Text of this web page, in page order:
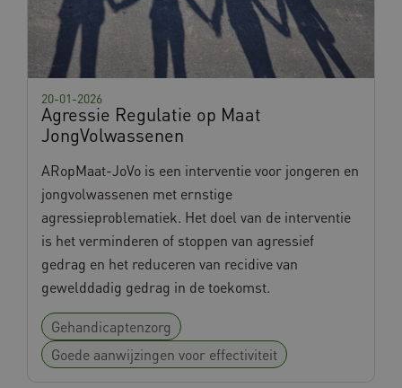
Agressie Regulatie op Maat
JongVolwassenen
20-01-2026
ARopMaat-JoVo is een interventie voor jongeren en
jongvolwassenen met ernstige
agressieproblematiek. Het doel van de interventie
is het verminderen of stoppen van agressief
gedrag en het reduceren van recidive van
gewelddadig gedrag in de toekomst.
Gehandicaptenzorg
Goede aanwijzingen voor effectiviteit
VISITOR_PRIVACY_METADATA
YouTube
.youtube.com
TiPMix
BCSessionID vilans.blueconic.net